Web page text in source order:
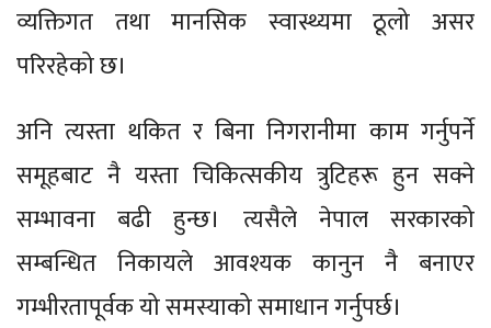
व्यक्तिगत तथा मानसिक स्वास्थ्यमा ठूलो असर
परिरहेको छ।
अनि त्यस्ता थकित र बिना निगरानीमा काम गर्नुपर्ने
समूहबाट नै यस्ता चिकित्सकीय त्रुटिहरू हुन सक्ने
सम्भावना बढी हुन्छ। त्यसैले नेपाल सरकारको
सम्बन्धित निकायले आवश्यक कानुन नै बनाएर
गम्भीरतापूर्वक यो समस्याको समाधान गर्नुपर्छ।